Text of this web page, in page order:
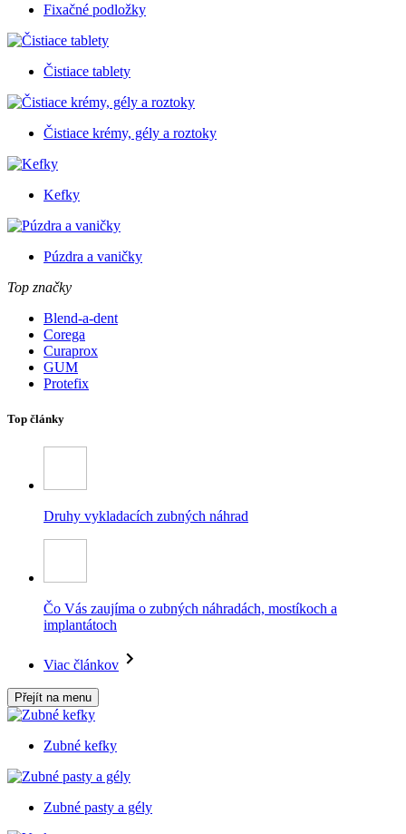
Fixačné podložky
Čistiace tablety
Čistiace krémy, gély a roztoky
Kefky
Púzdra a vaničky
Top značky
Blend-a-dent
Corega
Curaprox
GUM
Protefix
Top články
Druhy vykladacích zubných náhrad
Čo Vás zaujíma o zubných náhradách, mostíkoch a
implantátoch
Viac článkov
Přejít na menu
Zubné kefky
Zubné pasty a gély